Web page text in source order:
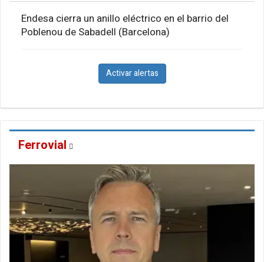
Endesa cierra un anillo eléctrico en el barrio del
Poblenou de Sabadell (Barcelona)
Activar alertas
Ferrovial